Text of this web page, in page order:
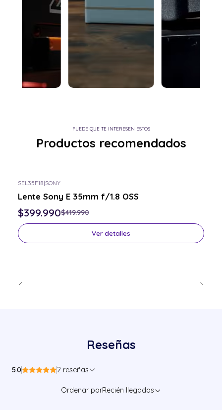
PUEDE QUE TE INTERESEN ESTOS
Productos recomendados
Consulta por el tuyo
SEL35F18|SONY
Lente Sony E 35mm f/1.8 OSS
$399.990$419.990
Ver detalles
Reseñas
5.0 2 reseñas
Ordenar porRecién llegados